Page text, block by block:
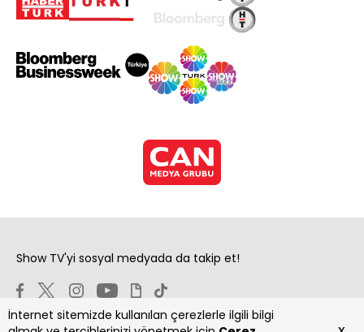
İnternet sitemizde kullanılan çerezlerle ilgili bilgi
Show TV'yi sosyal medyada da takip et!